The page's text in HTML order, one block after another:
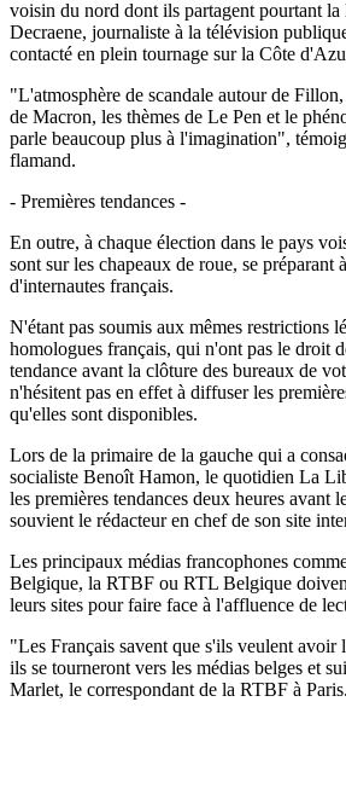
voisin du nord dont ils partagent pourtant la
Decraene, journaliste à la télévision
contacté en plein tournage sur la Côte
"L'atmosphère de scandale autour de
de Macron, les thèmes de Le Pen et le
parle beaucoup plus à l'imagination",
flamand.
- Premières tendances -
En outre, à chaque élection dans le pays
sont sur les chapeaux de roue, se préparant
d'internautes français.
N'étant pas soumis aux mêmes restrictions
homologues français, qui n'ont pas le droit
tendance avant la clôture des bureaux de
n'hésitent pas en effet à diffuser les
qu'elles sont disponibles.
Lors de la primaire de la gauche qui a
socialiste Benoît Hamon, le quotidien La
les premières tendances deux heures avant
souvient le rédacteur en chef de son site
Les principaux médias francophones
Belgique, la RTBF ou RTL Belgique
leurs sites pour faire face à l'affluence de
"Les Français savent que s'ils veulent avoir
ils se tourneront vers les médias belges et
Marlet, le correspondant de la RTBF à Paris.